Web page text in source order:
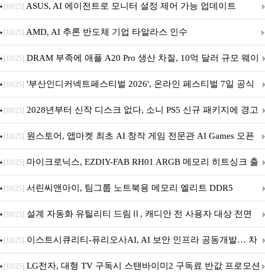
아의 용사’ 재개최 및 풍성한 기념 이벤트 실시!
[10/25] ASUS, AI 에이전트로 모니터 설정 제어 가능 업데이트
[10/25] AMD, AI 추론 반도체 기업 타알라스 인수
[10/25] DRAM 부족에 애플 A20 Pro 생산 차질, 10억 달러 규모 웨이
퍼 대기
[10/25] '부산인디커넥트페스티벌 2026', 온라인 페스티벌 7일 공식
개막... 22일간 진행
[10/25] 2028년부터 신작 디스크 없다, 소니 PS5 신규 패키지에 경고
문 추가
[10/25] 원스토어, 앱마켓 최초 AI 창작 게임 전문관 AI Games 오픈
[10/25] 마이크로닉스, EZDIY-FAB RH01 ARGB 메모리 히트싱크 출
시
[10/25] 서린씨앤아이, 팀그룹 노트북용 메모리 엘리트 DDR5
5600MHz 16GB 출시
[10/25] 설계 자동화 유틸리티 드림Ⅱ, 캐디안 전 사용자 대상 전면
무상 배포
[10/25] 이스트시큐리티-퓨리오사AI, AI 보안 인프라 공동개발… 차
세대 AI 보안 플랫폼 구축
[10/25] LG전자, 대형 TV 구독시 스탠바이미2 구독료 반값 프로모션